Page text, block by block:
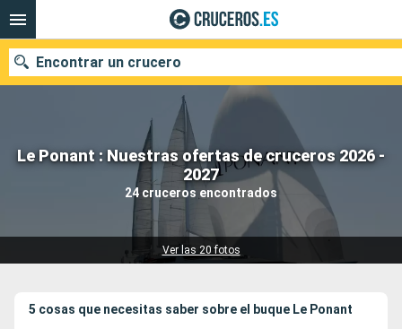
Le Ponant : Nuestras ofertas de cruceros 2026 -
2027
24 cruceros encontrados
Ver las 20 fotos
Encontrar un crucero
Nuestros destinos
Fecha de salida
5 cosas que necesitas saber sobre el buque Le Ponant